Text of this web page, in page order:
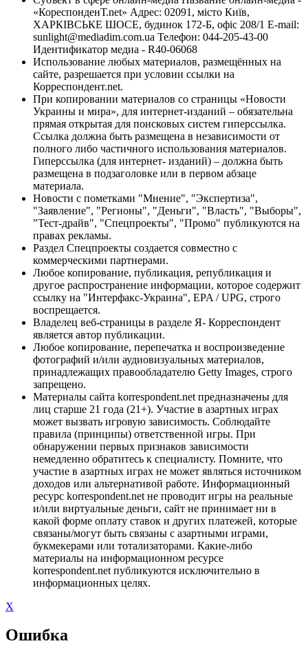
«КореспонденТ.net» Адрес: 02091, місто Київ,
ХАРКІВСЬКЕ ШОСЕ, будинок 172-Б, офіс 208/1 E-mail:
sunlight@mediadim.com.ua Телефон: 044-205-43-00
Идентификатор медиа - R40-06068
Использование любых материалов, размещённых на
сайте, разрешается при условии ссылки на
Корреспондент.net.
При копировании материалов со страницы «Новости
Украины и мира», для интернет-изданий – обязательна
прямая открытая для поисковых систем гиперссылка.
Ссылка должна быть размещена в независимости от
полного либо частичного использования материалов.
Гиперссылка (для интернет- изданий) – должна быть
размещена в подзаголовке или в первом абзаце
материала.
Новости с пометками "Мнение", "Экспертиза",
"Заявление", "Регионы", "Деньги", "Власть", "Выборы",
"Тест-драйв", "Спецпроекты", "Промо" публикуются на
правах рекламы.
Раздел Спецпроекты создается совместно с
коммерческими партнерами.
Любое копирование, публикация, републикация и
другое распространение информации, которое содержит
ссылку на "Интерфакс-Украина", EPA / UPG, строго
воспрещается.
Владелец веб-страницы в разделе Я- Корреспондент
является автор публикации.
Любое копирование, перепечатка и воспроизведение
фотографий и/или аудиовизуальных материалов,
принадлежащих правообладателю Getty Images, строго
запрещено.
Материалы сайта korrespondent.net предназначены для
лиц старше 21 года (21+). Участие в азартных играх
может вызвать игровую зависимость. Соблюдайте
правила (принципы) ответственной игры. При
обнаружении первых признаков зависимости
немедленно обратитесь к специалисту. Помните, что
участие в азартных играх не может являться источником
доходов или альтернативой работе. Информационный
ресурс korrespondent.net не проводит игры на реальные
и/или виртуальные деньги, сайт не принимает ни в
какой форме оплату ставок и других платежей, которые
связаны/могут быть связаны с азартными играми,
букмекерами или тотализаторами. Какие-либо
материалы на информационном ресурсе
korrespondent.net публикуются исключительно в
информационных целях.
X
Ошибка